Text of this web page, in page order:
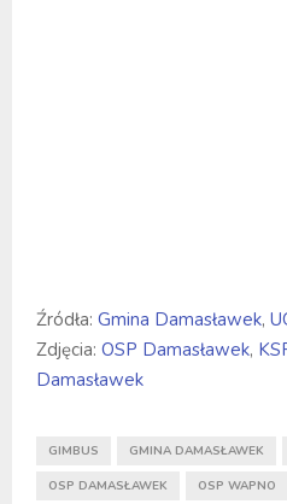
Źródła: Gmina Damasławek,
Zdjęcia: OSP Damasławek,
Damasławek
GIMBUS GMINA DAMASŁAWEK
OSP DAMASŁAWEK OSP WAPNO